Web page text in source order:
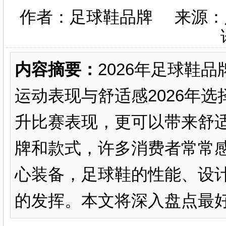
作者：足球鞋品牌 来源
内容摘要： 2026年足球鞋品
运动表现与舒适感2026年
升比赛表现，更可以带来舒
牌和款式，许多消费者常常
心装备，足球鞋的性能、设
的发挥。本文将深入盘点最